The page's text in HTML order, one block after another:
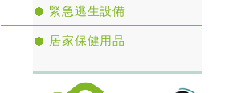
緊急逃生設備
居家保健用品